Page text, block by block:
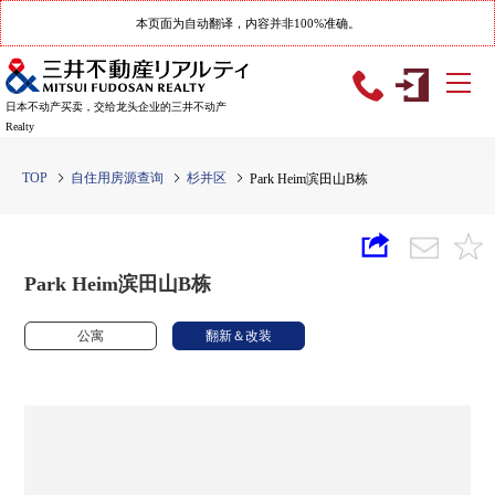
本页面为自动翻译，内容并非100%准确。
日本不动产买卖，交给龙头企业的三井不动产
Realty
TOP 自住用房源查询 杉并区 Park Heim滨田山B栋
Park Heim滨田山B栋
公寓 翻新＆改装